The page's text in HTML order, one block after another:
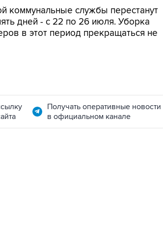
коммунальные службы перестанут
дней - с 22 по 26 июля. Уборка
в этот период прекращаться не
Получать оперативные новости
в официальном канале